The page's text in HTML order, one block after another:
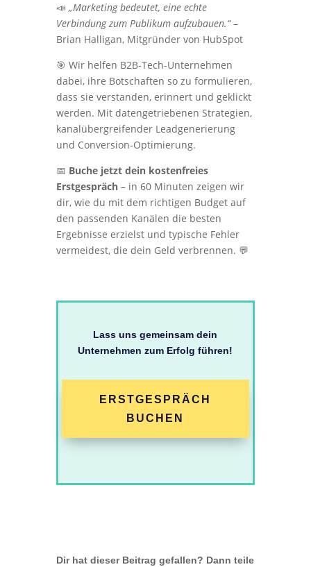
📣 „Marketing bedeutet, eine echte
Verbindung zum Publikum aufzubauen.“–
Brian Halligan, Mitgründer von HubSpot
🎯 Wir helfen B2B-Tech-Unternehmen
dabei, ihre Botschaften so zu formulieren,
dass sie verstanden, erinnert und geklickt
werden. Mit datengetriebenen Strategien,
kanalübergreifender Leadgenerierung
und Conversion-Optimierung.
📅 Buche jetzt dein kostenfreies
Erstgespräch– in 60 Minuten zeigen wir
dir, wie du mit dem richtigen Budget auf
den passenden Kanälen die besten
Ergebnisse erzielst und typische Fehler
vermeidest, die dein Geld verbrennen. 💬
Lass uns gemeinsam dein
Unternehmen zum Erfolg führen!
ERSTGESPRÄCH
BUCHEN
Dir hat dieser Beitrag gefallen? Dann teile